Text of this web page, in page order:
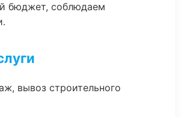
бюджет, соблюдаем
вывоз строительного